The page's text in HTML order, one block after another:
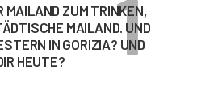
MAILAND ZUM TRINKEN,
MAILAND. UND
IN GORIZIA? UND
HEUTE?